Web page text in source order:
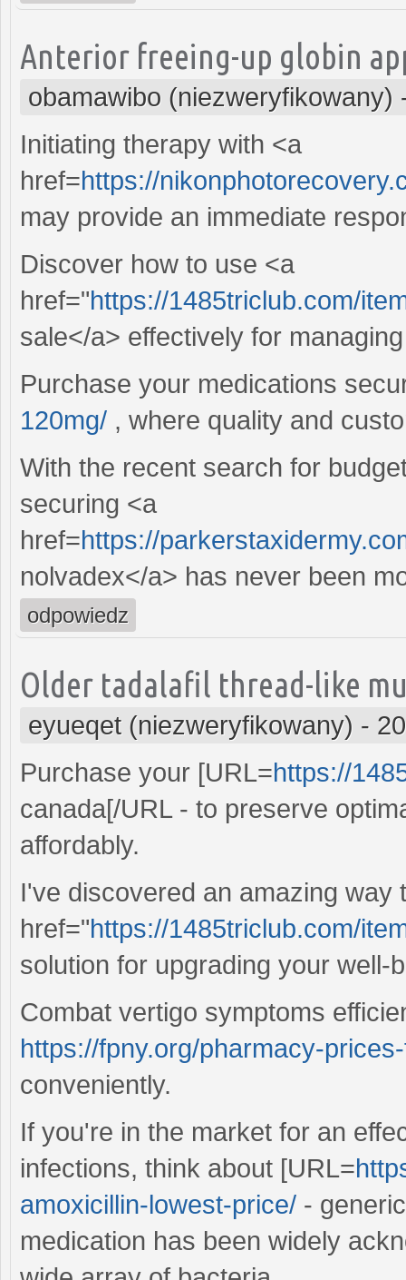
Anterior freeing-up globin
obamawibo (niezweryfikowany)
Initiating therapy with <a
href=https://
may provide an immediate
Discover how to use <a
href="https://1485triclub.com/
sale</a> effectively for
Purchase your medications
120mg/ , where quality and
With the recent search for
securing <a
href=https://
nolvadex</a> has never been
odpowiedz
Older tadalafil thread-like
eyueqet (niezweryfikowany) -
Purchase your [URL=https://
canada[/URL - to preserve
affordably.
I've discovered an amazing
href="https://1485triclub.com/
solution for upgrading your well-
Combat vertigo symptoms
https://fpny.org/pharmacy-
conveniently.
If you're in the market for an
infections, think about [URL=
amoxicillin-lowest-price/ -
medication has been widely